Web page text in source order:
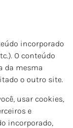
incorporado
O conteúdo
da mesma
o outro site.
usar cookies,
e
incorporado,